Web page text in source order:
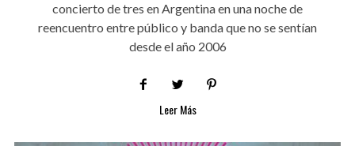
concierto de tres en Argentina en una noche de
reencuentro entre público y banda que no se sentían
desde el año 2006
Leer Más